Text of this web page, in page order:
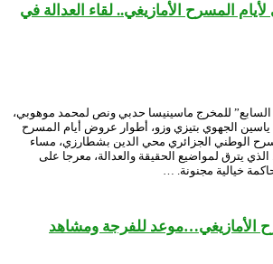
لأيام المسرح الأمازيغي.. لقاء العدالة في
للمخرج ماسينيسا حدبي ونص لمحمد موهوبي،
الجهوي بتيزي وزو، أطوار عروض أيام المسرح
الوطني الجزائري محي الدين بشطارزي، مساء
الذي يترق لمواضيع الحقيقة والعدالة، معرجا على
خيالية مجنونة. …
الأمازيغي…موعد للفرجة ومشاهد